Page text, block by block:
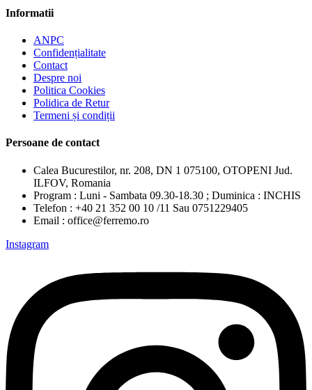
Informatii
ANPC
Confidențialitate
Contact
Despre noi
Politica Cookies
Polidica de Retur
Termeni și condiții
Persoane de contact
Calea Bucurestilor, nr. 208, DN 1 075100, OTOPENI Jud.
ILFOV, Romania
Program : Luni - Sambata 09.30-18.30 ; Duminica : INCHIS
Telefon : +40 21 352 00 10 /11 Sau 0751229405
Email : office@ferremo.ro
Instagram